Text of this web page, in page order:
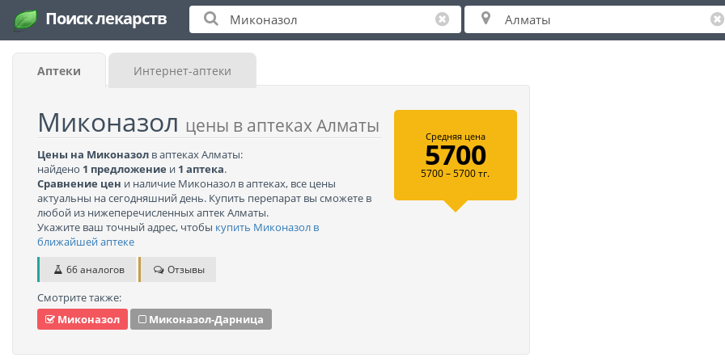
Поиск лекарств
Аптеки Интернет-аптеки
Миконазол цены в аптеках Алматы
Цены на Миконазол в аптеках Алматы:
найдено 1 предложение и 1 аптека.
Сравнение цен и наличие Миконазол в аптеках, все цены
актуальны на сегодняшний день. Купить перепарат вы сможете в
любой из нижеперечисленных аптек Алматы.
Укажите ваш точный адрес, чтобы купить Миконазол в
ближайшей аптеке
66 аналогов Отзывы
Средняя цена
5700
5700 – 5700 тг.
Смотрите также:
Миконазол
Миконазол-Дарница